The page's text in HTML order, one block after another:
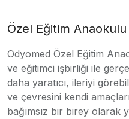
Özel Eğitim Anaokulu
Odyomed Özel Eğitim
ve eğitimci işbirliği ile
daha yaratıcı, ileriyi
ve çevresini kendi
bağımsız bir birey olarak